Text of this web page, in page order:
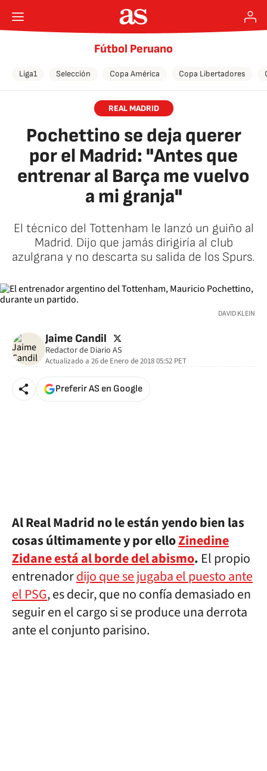
Fútbol Peruano
Liga1 Selección Copa América Copa Libertadores
REAL MADRID
Pochettino se deja querer
por el Madrid: "Antes que
entrenar al Barça me vuelvo
a mi granja"
El técnico del Tottenham le lanzó un guiño al
Madrid. Dijo que jamás dirigiría al club
azulgrana y no descarta su salida de los Spurs.
DAVID KLEIN
Jaime Candil twitter
Redactor de Diario AS
Actualizado a 26 de Enero de 2018 05:52 PET
Preferir AS en Google
Al Real Madrid no le están yendo bien las
cosas últimamente y por elloZinedine
Zidane está al borde del abismo. El propio
entrenadordijo que se jugaba el puesto ante
el PSG, es decir, que no confía demasiado en
seguir en el cargo si se produce una derrota
ante el conjunto parisino.